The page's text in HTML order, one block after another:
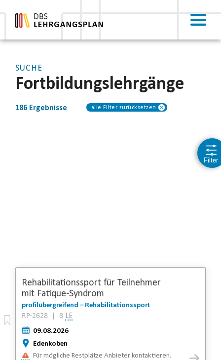
Filter
SUCHE
Fortbildungslehrgänge
186 Ergebnisse alle Filter zurücksetzen
Rehabilitationssport für Teilnehmer
mit Fatique-Syndrom
profilübergreifend – Rehabilitationssport
RP-2628 | 8 LE
09.08.2026
Edenkoben
Für mögliche Restplätze Anbieter kontaktieren.